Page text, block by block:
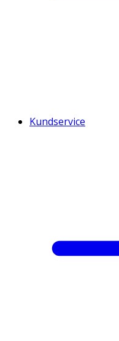
Kundservice